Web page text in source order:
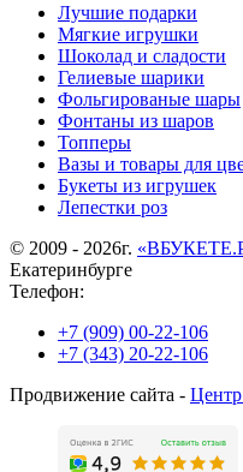
Лучшие подарки
Мягкие игрушки
Шоколад и сладости
Гелиевые шарики
Фольгированые шары
Фонтаны из шаров
Топперы
Вазы и товары для
Букеты из игрушек
Лепестки роз
© 2009 - 2026г.
Екатеринбурге
Телефон:
+7 (909) 00-22-106
+7 (343) 20-22-106
Продвижение сайта -